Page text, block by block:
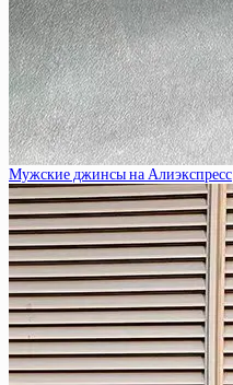
Мужские джинсы на Алиэкспресс